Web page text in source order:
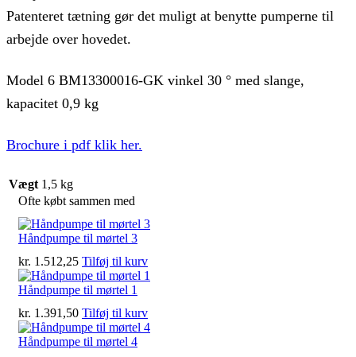
Patenteret tætning gør det muligt at benytte pumperne til
arbejde over hovedet.
Model 6 BM13300016-GK vinkel 30 ° med slange,
kapacitet 0,9 kg
Brochure i pdf klik her.
Vægt 1,5 kg
Ofte købt sammen med
Håndpumpe til mørtel 3
kr. 1.512,25 Tilføj til kurv
Håndpumpe til mørtel 1
kr. 1.391,50 Tilføj til kurv
Håndpumpe til mørtel 4